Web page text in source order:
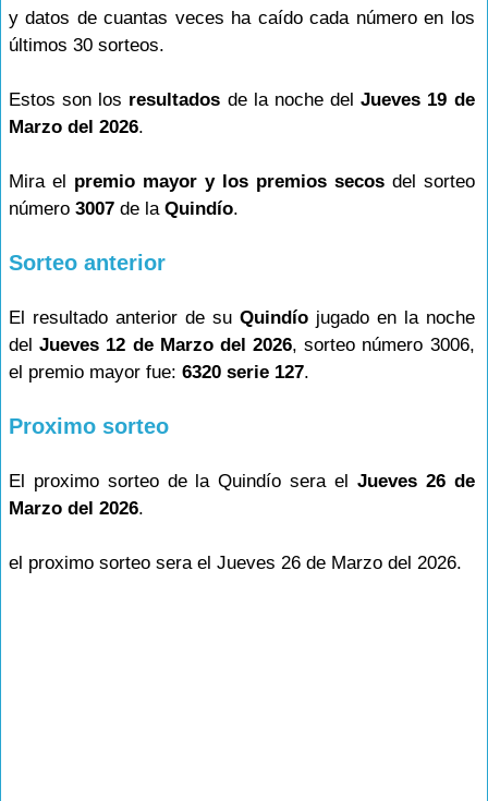
y datos de cuantas veces ha caído cada número en los
últimos 30 sorteos.
Estos son los resultados de la noche delJueves 19 de
Marzo del 2026.
Mira el premio mayor y los premios secosdel sorteo
número 3007 de la Quindío.
Sorteo anterior
El resultado anterior de su Quindíojugado en la noche
delJueves 12 de Marzo del 2026, sorteo número 3006,
el premio mayor fue: 6320 serie 127.
Proximo sorteo
El proximo sorteo de la Quindío sera el Jueves 26 de
Marzo del 2026.
el proximo sorteo sera el Jueves 26 de Marzo del 2026.